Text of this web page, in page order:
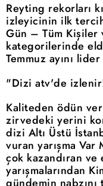
Reyting rekorları
izleyicinin ilk
Gün – Tüm Kişiler
kategorilerinde
Temmuz ayını
"Dizi atv'de
Kaliteden ödün
zirvedeki yerini
dizi Altı Üstü
vuran yarışma Var
çok kazandıran
yarışmalarından